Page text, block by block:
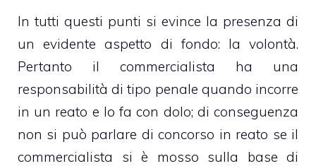
In tutti questi punti si evince la presenza di
un evidente aspetto di fondo: la volontà.
Pertanto il commercialista ha una
responsabilità di tipo penale quando incorre
in un reato e lo fa con dolo; di conseguenza
non si può parlare di concorso in reato se il
commercialista si è mosso sulla base di